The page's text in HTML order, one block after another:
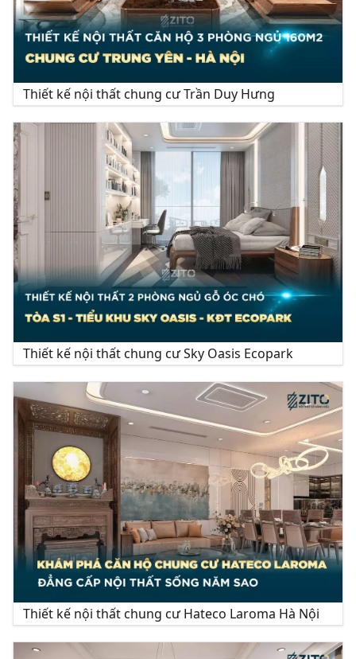
Thiết kế nội thất chung cư Trần Duy Hưng
Thiết kế nội thất chung cư Sky Oasis Ecopark
Thiết kế nội thất chung cư Hateco Laroma Hà Nội